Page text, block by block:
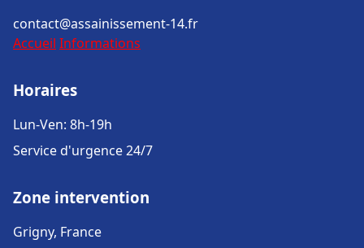
contact@assainissement-14.fr
Accueil Informations
Horaires
Lun-Ven: 8h-19h
Service d'urgence 24/7
Zone intervention
Grigny, France